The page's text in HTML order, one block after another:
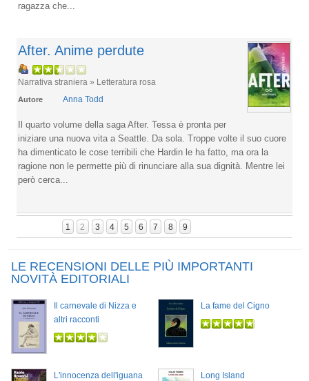
ragazza che...
After. Anime perdute
Narrativa straniera » Letteratura rosa
Autore Anna Todd
Il quarto volume della saga After. Tessa è pronta per
iniziare una nuova vita a Seattle. Da sola. Troppe volte il suo cuore
ha dimenticato le cose terribili che Hardin le ha fatto, ma ora la
ragione non le permette più di rinunciare alla sua dignità. Mentre lei
però cerca...
1 2 3 4 5 6 7 8 9
LE RECENSIONI DELLE PIÙ IMPORTANTI
NOVITÀ EDITORIALI
Il carnevale di Nizza e
altri racconti
La fame del Cigno
L'innocenza dell'iguana Long Island